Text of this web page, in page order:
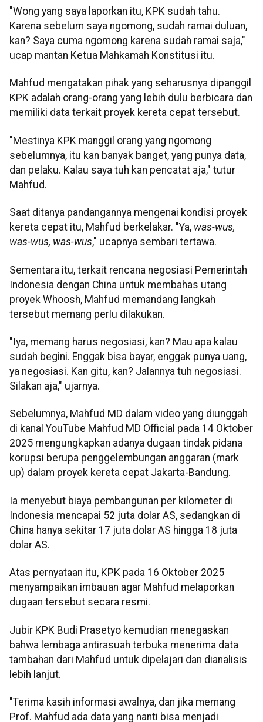
"Wong yang saya laporkan itu, KPK sudah tahu.
Karena sebelum saya ngomong, sudah ramai duluan,
kan? Saya cuma ngomong karena sudah ramai saja,"
ucap mantan Ketua Mahkamah Konstitusi itu.
Mahfud mengatakan pihak yang seharusnya dipanggil
KPK adalah orang-orang yang lebih dulu berbicara dan
memiliki data terkait proyek kereta cepat tersebut.
"Mestinya KPK manggil orang yang ngomong
sebelumnya, itu kan banyak banget, yang punya data,
dan pelaku. Kalau saya tuh kan pencatat aja," tutur
Mahfud.
Saat ditanya pandangannya mengenai kondisi proyek
kereta cepat itu, Mahfud berkelakar. "Ya, was-wus,
was-wus, was-wus," ucapnya sembari tertawa.
Sementara itu, terkait rencana negosiasi Pemerintah
Indonesia dengan China untuk membahas utang
proyek Whoosh, Mahfud memandang langkah
tersebut memang perlu dilakukan.
"Iya, memang harus negosiasi, kan? Mau apa kalau
sudah begini. Enggak bisa bayar, enggak punya uang,
ya negosiasi. Kan gitu, kan? Jalannya tuh negosiasi.
Silakan aja," ujarnya.
Sebelumnya, Mahfud MD dalam video yang diunggah
di kanal YouTube Mahfud MD Official pada 14 Oktober
2025 mengungkapkan adanya dugaan tindak pidana
korupsi berupa penggelembungan anggaran (mark
up) dalam proyek kereta cepat Jakarta-Bandung.
Ia menyebut biaya pembangunan per kilometer di
Indonesia mencapai 52 juta dolar AS, sedangkan di
China hanya sekitar 17 juta dolar AS hingga 18 juta
dolar AS.
Atas pernyataan itu, KPK pada 16 Oktober 2025
menyampaikan imbauan agar Mahfud melaporkan
dugaan tersebut secara resmi.
Jubir KPK Budi Prasetyo kemudian menegaskan
bahwa lembaga antirasuah terbuka menerima data
tambahan dari Mahfud untuk dipelajari dan dianalisis
lebih lanjut.
"Terima kasih informasi awalnya, dan jika memang
Prof. Mahfud ada data yang nanti bisa menjadi